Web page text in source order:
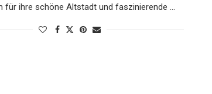
für ihre schöne Altstadt und faszinierende …